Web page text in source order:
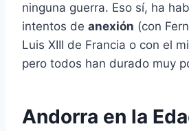
ninguna guerra. Eso sí, ha
intentos de anexión (con
Luis XIII de Francia o con el
pero todos han durado muy
Andorra en la